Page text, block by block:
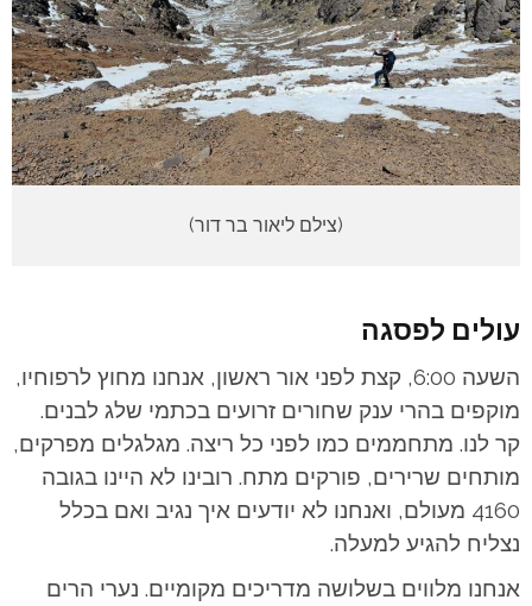
(צילם ליאור בר דור)
עולים לפסגה
השעה 6:00, קצת לפני אור ראשון, אנחנו מחוץ לרפוחיו,
מוקפים בהרי ענק שחורים זרועים בכתמי שלג לבנים.
קר לנו. מתחממים כמו לפני כל ריצה. מגלגלים מפרקים,
מותחים שרירים, פורקים מתח. רובינו לא היינו בגובה
4160 מעולם, ואנחנו לא יודעים איך נגיב ואם בכלל
נצליח להגיע למעלה.
אנחנו מלווים בשלושה מדריכים מקומיים. נערי הרים